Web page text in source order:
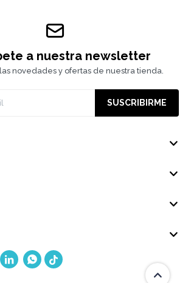
a nuestra newsletter
novedades y ofertas de nuestra tienda.
SUSCRIBIRME
 